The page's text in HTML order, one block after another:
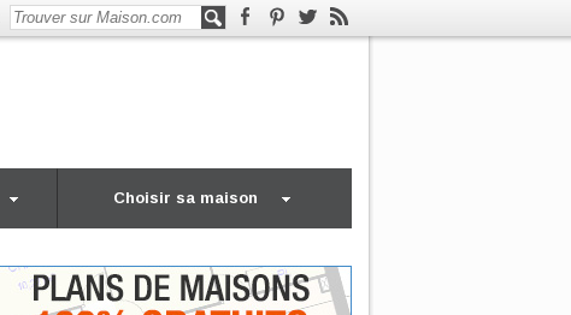
Choisir sa maison